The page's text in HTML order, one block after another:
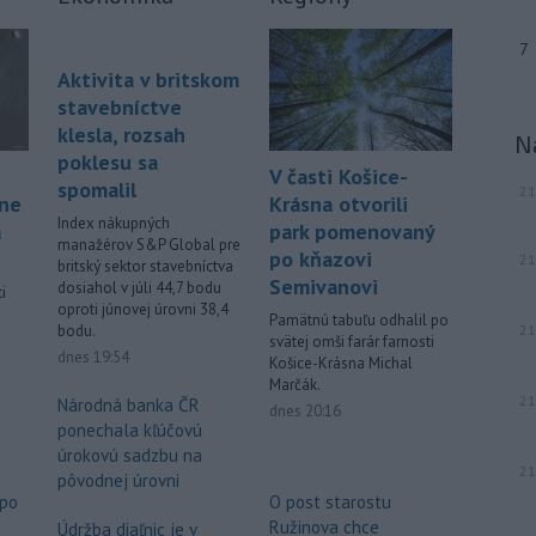
Aktivita v britskom
stavebníctve
klesla, rozsah
poklesu sa
spomalil
Index nákupných
manažérov S&P Global pre
britský sektor stavebníctva
dosiahol v júli 44,7 bodu
oproti júnovej úrovni 38,4
bodu.
dnes 19:54
Národná banka ČR
ponechala kľúčovú
úrokovú sadzbu na
pôvodnej úrovni
Údržba diaľnic je v
V časti Košice-
Krásna otvorili
park pomenovaný
po kňazovi
Semivanovi
Pamätnú tabuľu odhalil po
svätej omši farár farnosti
Košice-Krásna Michal
Marčák.
dnes 20:16
O post starostu
Ružinova chce
7